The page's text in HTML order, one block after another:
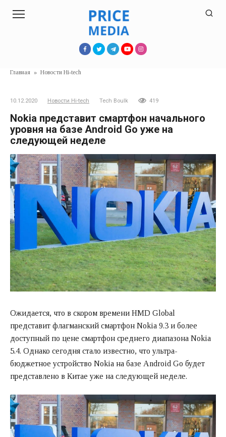
Главная » Новости Hi-tech
10.12.2020 Новости Hi-tech Tech Boulk 419
Nokia представит смартфон начального
уровня на базе Android Go уже на
следующей неделе
Ожидается, что в скором времени HMD Global
представит флагманский смартфон Nokia 9.3 и более
доступный по цене смартфон среднего диапазона Nokia
5.4. Однако сегодня стало известно, что ультра-
бюджетное устройство Nokia на базе Android Go будет
представлено в Китае уже на следующей неделе.